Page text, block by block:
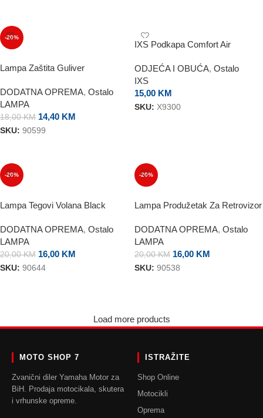
-20%
Lampa Zaštita Guliver
DODATNA OPREMA, Ostalo
LAMPA
18,00KM 14,40 KM
SKU: 90599
IXS Podkapa Comfort Air
ODJEĆA I OBUĆA, Ostalo
IXS
15,00 KM
SKU: X9300
-20%
Lampa Tegovi Volana Black
DODATNA OPREMA, Ostalo
LAMPA
20,00KM 16,00 KM
SKU: 90644
-20%
Lampa Produžetak Za Retrovizor
DODATNA OPREMA, Ostalo
LAMPA
20,00KM 16,00 KM
SKU: 90538
Load more products
MOTO SHOP 7
Zvanični diler Yamaha Motor za
BiH. Prodaja motocikala, skutera
i vrhunske opreme.
ISTRAŽITE
Shop Online
Motocikli
Oprema